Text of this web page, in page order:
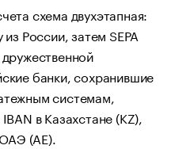
схема двухэтапная:
России, затем SEPA
банки, сохранившие
системам,
в Казахстане (KZ),
(AE).